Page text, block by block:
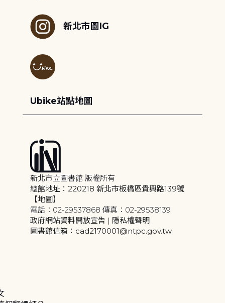
新北市圖IG
Ubike站點地圖
新北市立圖書館 版權所有
總館地址：220218 新北市板橋區貴興路139號
【地圖】
電話：02-29537868 傳真：02-29538139
政府網站資料開放宣告 | 隱私權聲明
圖書館信箱：cad2170001@ntpc.gov.tw